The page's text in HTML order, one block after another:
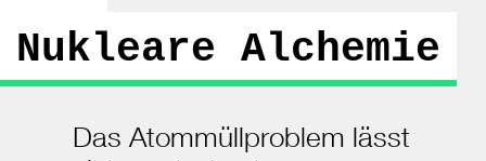
Nukleare Alchemie
Das Atommüllproblem lässt